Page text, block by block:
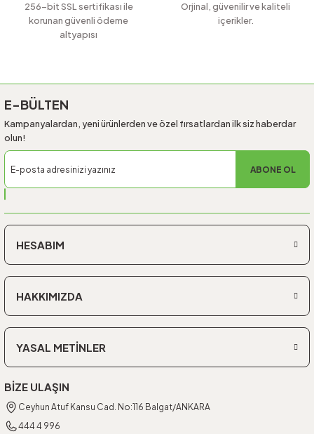
256-bit SSL sertifikası ile
korunan güvenli ödeme
altyapısı
Orjinal, güvenilir ve kaliteli
içerikler.
E-BÜLTEN
Kampanyalardan, yeni ürünlerden ve özel fırsatlardan ilk siz haberdar
olun!
ABONE OL
HESABIM
HAKKIMIZDA
YASAL METİNLER
BİZE ULAŞIN
Ceyhun Atuf Kansu Cad. No:116 Balgat/ANKARA
444 4 996